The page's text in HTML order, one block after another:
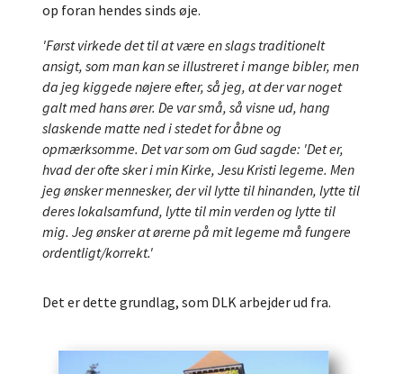
op foran hendes sinds øje.
'Først virkede det til at være en slags traditionelt
ansigt, som man kan seillustreret i mange bibler, men
da jeg kiggede nøjere efter, så jeg, at der varnoget
galt med hans ører. De var små, så visne ud, hang
slaskende mattened i stedet for åbne og
opmærksomme. Det var som om Gud sagde: 'Det er,
hvad der ofte sker i min Kirke, Jesu Kristi legeme. Men
jeg ønskermennesker, der vil lytte til hinanden, lytte til
deres lokalsamfund, lytte til min verden og lytte til
mig. Jeg ønsker at ørerne på mit legeme må fungere
ordentligt/korrekt.'
Det er dette grundlag, som DLK arbejder ud fra.